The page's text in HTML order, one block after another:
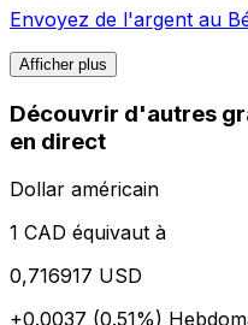
Envoyez de l'argent au
Afficher plus
Découvrir d'autres
en direct
Dollar américain
1 CAD équivaut à
0,716917 USD
+0.0037 (0.51%)